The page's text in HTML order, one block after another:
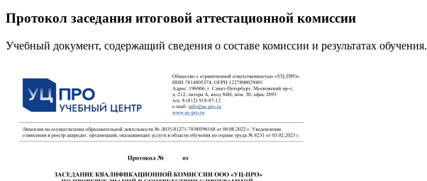
Протокол заседания итоговой аттестационной комиссии
Учебный документ, содержащий сведения о составе комиссии и результатах обучения.